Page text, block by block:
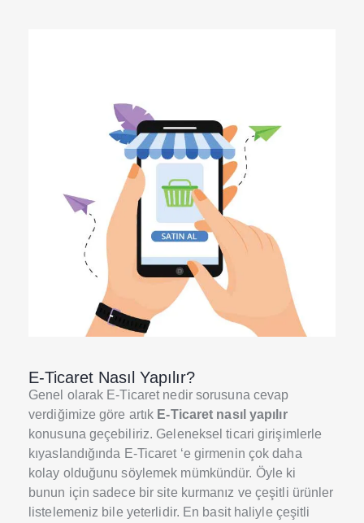
E-Ticaret Nasıl Yapılır?
Genel olarak E-Ticaret nedir sorusuna cevap
verdiğimize göre artık E-Ticaret nasıl yapılır
konusuna geçebiliriz. Geleneksel ticari girişimlerle
kıyaslandığında E-Ticaret ‘e girmenin çok daha
kolay olduğunu söylemek mümkündür. Öyle ki
bunun için sadece bir site kurmanız ve çeşitli ürünler
listelemeniz bile yeterlidir. En basit haliyle çeşitli